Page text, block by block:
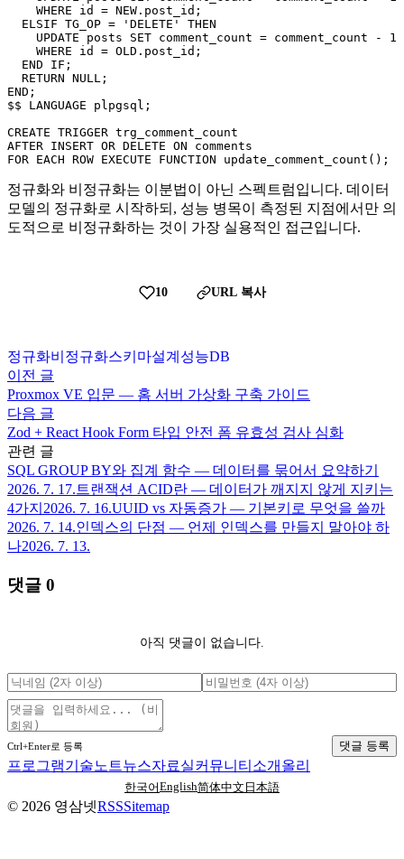
    WHERE id = NEW.post_id;
  ELSIF TG_OP = 'DELETE' THEN
    UPDATE posts SET comment_count = comment_count - 1
    WHERE id = OLD.post_id;
  END IF;
  RETURN NULL;
END;
$$ LANGUAGE plpgsql;
CREATE TRIGGER trg_comment_count
AFTER INSERT OR DELETE ON comments
FOR EACH ROW EXECUTE FUNCTION update_comment_count();
정규화와 비정규화는 이분법이 아닌 스펙트럼입니다. 데이터
모델의 정규화로 시작하되, 성능 병목이 측정된 지점에서만 의
도적으로 비정규화하는 것이 가장 실용적인 접근입니다.
10 URL 복사
정규화비정규화스키마설계 성능DB
이전 글
Proxmox VE 입문 — 홈 서버 가상화 구축 가이드
다음 글
Zod + React Hook Form 타입 안전 폼 유효성 검사 심화
관련 글
SQL GROUP BY와 집계 함수 — 데이터를 묶어서 요약하기
2026. 7. 17. 트랜잭션 ACID란 — 데이터가 깨지지 않게 지키는
4가지 2026. 7. 16.UUID vs 자동증가 — 기본키로 무엇을 쓸까
2026. 7. 14.인덱스의 단점 — 언제 인덱스를 만들지 말아야 하
나2026. 7. 13.
댓글 0
아직 댓글이 없습니다.
Ctrl+Enter로 등록 댓글 등록
프로그램기술노트뉴스자료실커뮤니티 소개 올리
한국어English简体中文 日本語
© 2026 영삼넷RSSSitemap